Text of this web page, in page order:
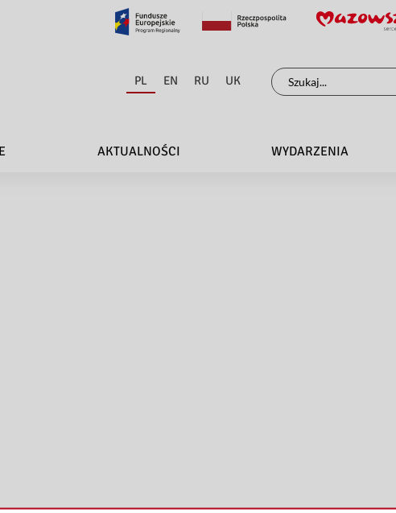
PL EN RU UK
Szukaj
dla:
AKTUALNOŚCI WYDARZENIA